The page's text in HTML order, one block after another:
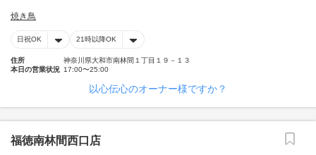
焼き鳥
日祝OK 21時以降OK
住所
神奈川県大和市南林間１丁目１９－１３
本日の営業状況 17:00〜25:00
以心伝心のオーナー様ですか？
福徳南林間西口店